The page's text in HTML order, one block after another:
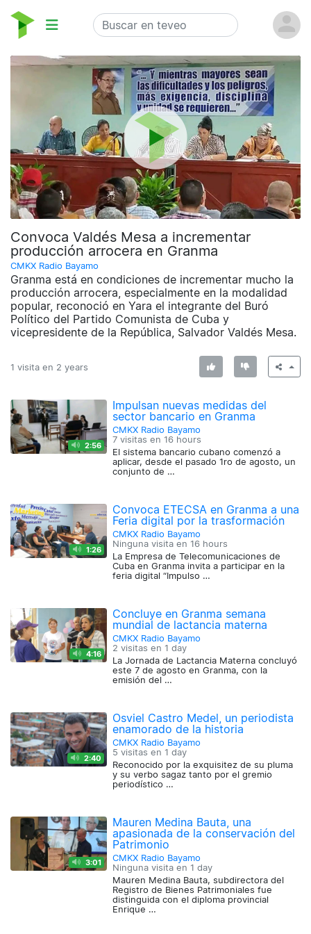
Convoca Valdés Mesa a incrementar
producción arrocera en Granma
CMKX Radio Bayamo
Granma está en condiciones de incrementar mucho la
producción arrocera, especialmente en la modalidad
popular, reconoció en Yara el integrante del Buró
Político del Partido Comunista de Cuba y
vicepresidente de la República, Salvador Valdés Mesa.
1 visita en 2 years
2:56
Impulsan nuevas medidas del
sector bancario en Granma
CMKX Radio Bayamo
7 visitas en 16 hours
El sistema bancario cubano comenzó a
aplicar, desde el pasado 1ro de agosto, un
conjunto de …
1:26
Convoca ETECSA en Granma a una
Feria digital por la trasformación
CMKX Radio Bayamo
Ninguna visita en 16 hours
La Empresa de Telecomunicaciones de
Cuba en Granma invita a participar en la
feria digital “Impulso …
4:16
Concluye en Granma semana
mundial de lactancia materna
CMKX Radio Bayamo
2 visitas en 1 day
La Jornada de Lactancia Materna concluyó
este 7 de agosto en Granma, con la
emisión del …
2:40
Osviel Castro Medel, un periodista
enamorado de la historia
CMKX Radio Bayamo
5 visitas en 1 day
Reconocido por la exquisitez de su pluma
y su verbo sagaz tanto por el gremio
periodístico …
3:01
Mauren Medina Bauta, una
apasionada de la conservación del
Patrimonio
CMKX Radio Bayamo
Ninguna visita en 1 day
Mauren Medina Bauta, subdirectora del
Registro de Bienes Patrimoniales fue
distinguida con el diploma provincial
Enrique …